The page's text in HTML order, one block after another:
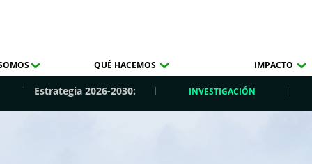
QUÉ HACEMOS IMPACTO
Estrategia 2026-2030: INVESTIGACIÓN